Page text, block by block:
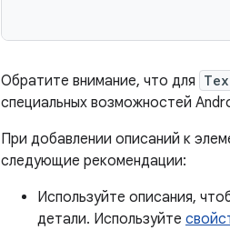
Обратите внимание, что для
специальных возможностей
При добавлении описаний к
следующие рекомендации:
Используйте описания,
детали. Используйте